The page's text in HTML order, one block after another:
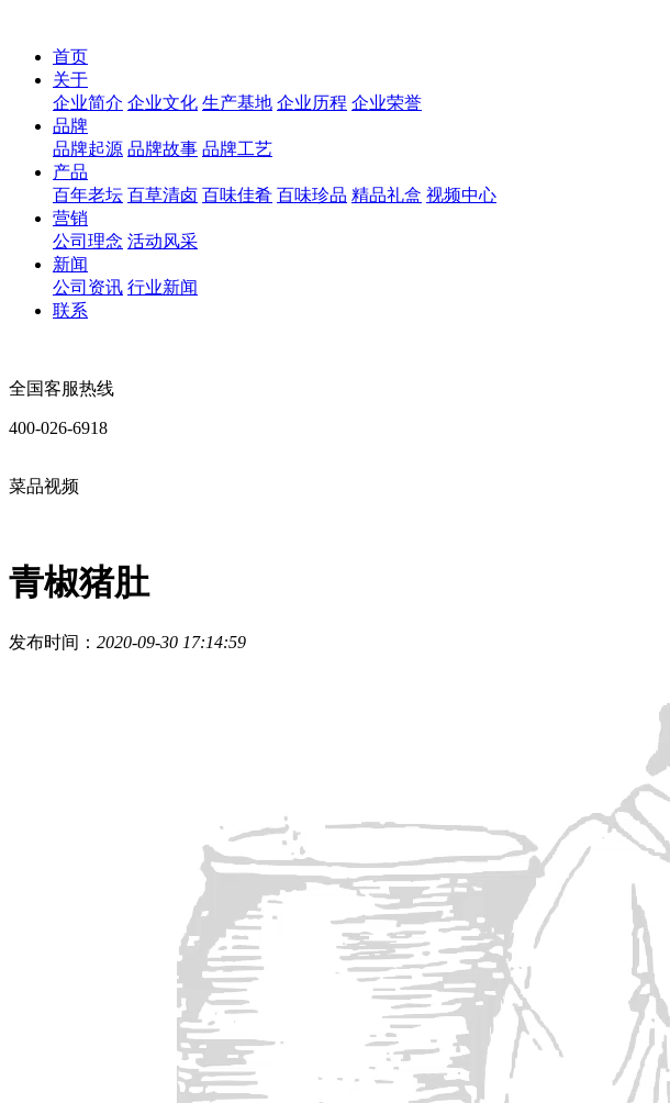
首页
关于
企业简介 企业文化 生产基地 企业历程 企业荣誉
品牌
品牌起源 品牌故事 品牌工艺
产品
百年老坛 百草清卤 百味佳肴 百味珍品 精品礼盒 视频中心
营销
公司理念 活动风采
新闻
公司资讯 行业新闻
联系
全国客服热线
400-026-6918
菜品视频
青椒猪肚
发布时间： 2020-09-30 17:14:59